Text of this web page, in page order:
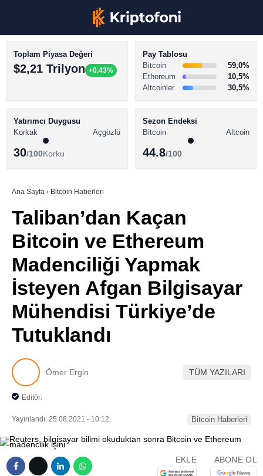
Youtube
TikTok
LinkedIn
BİTCOİN HABERLERİ
ALTCOİN HABERLERİ
SÖZLÜK
Toplam Piyasa Değeri
$2,21 Trilyon +0.43%
Pay Tablosu
Bitcoin
59,0%
Ethereum
10,5%
Altcoinler
30,5%
Yatırımcı Duygusu
Korkak
Açgözlü
30/100Korku
Sezon Endeksi
Bitcoin
Altcoin
44.8/100
Ana Sayfa › Bitcoin Haberleri
Taliban’dan Kaçan
Bitcoin ve Ethereum
Madenciliği Yapmak
İsteyen Afgan Bilgisayar
Mühendisi Türkiye’de
Tutuklandı
Ömer Ergin TÜM YAZILARI
Editör:
Yayınlandı: 25.08.2021 - 10:12 Bitcoin Haberleri
EKLE ABONE OL